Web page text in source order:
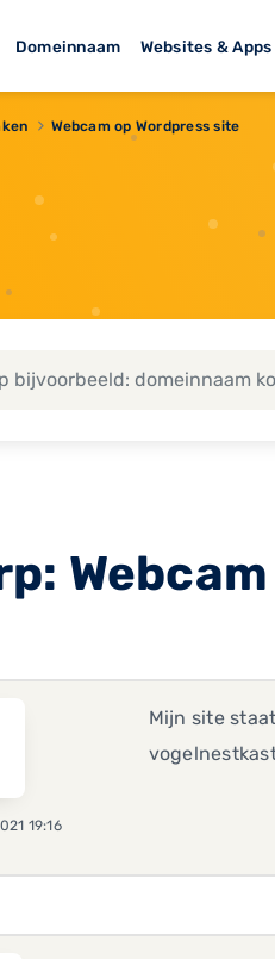
Domeinnaam Websites & Apps
Webcam op Wordpress site
19:16
Mijn site